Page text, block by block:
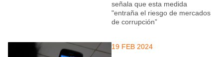
señala que esta medida
"entraña el riesgo de mercados
de corrupción”
19 FEB 2024